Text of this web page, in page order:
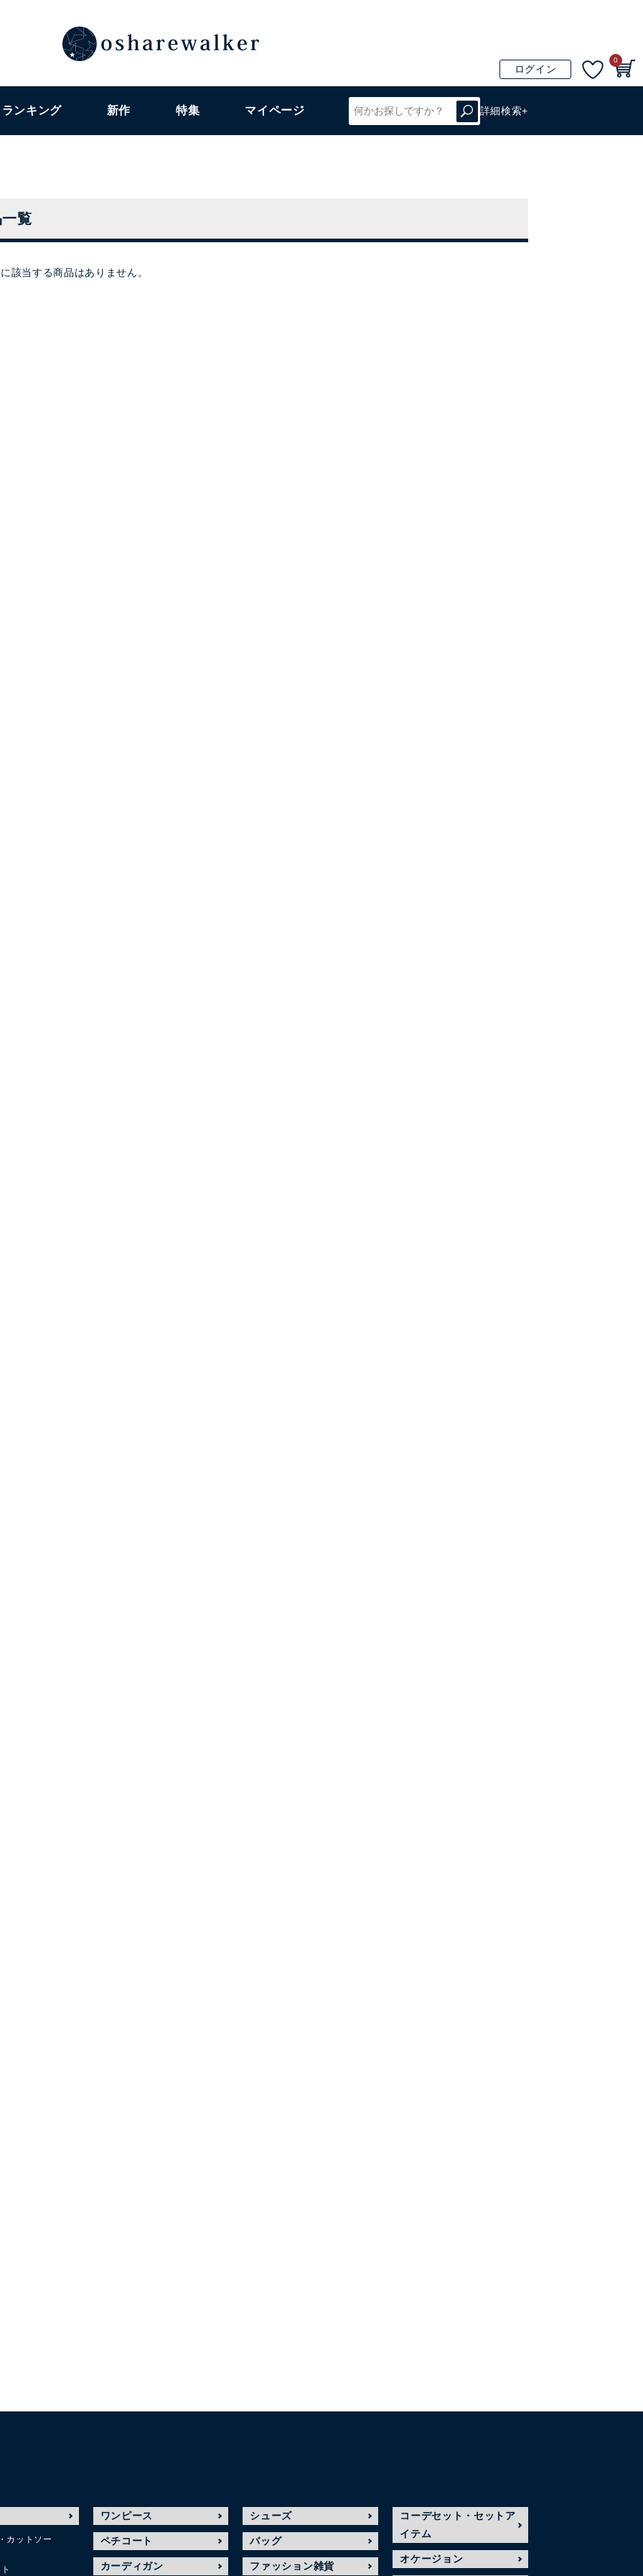
ログイン
0
ランキング 新作 特集 マイページ 詳細検索+
覧
該当する商品はありません。
カットソー
ワンピース
ペチコート
カーディガン
シューズ
バッグ
ファッション雑貨
コーデセット・セットア
イテム
オケージョン